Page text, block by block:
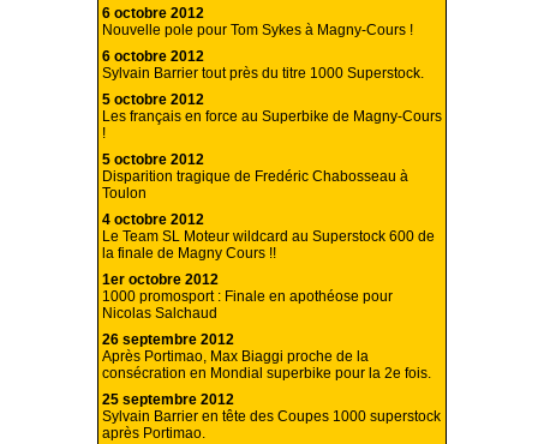
6 octobre 2012
Nouvelle pole pour Tom Sykes à Magny-Cours !
6 octobre 2012
Sylvain Barrier tout près du titre 1000 Superstock.
5 octobre 2012
Les français en force au Superbike de Magny-Cours
!
5 octobre 2012
Disparition tragique de Fredéric Chabosseau à
Toulon
4 octobre 2012
Le Team SL Moteur wildcard au Superstock 600 de
la finale de Magny Cours !!
1er octobre 2012
1000 promosport : Finale en apothéose pour
Nicolas Salchaud
26 septembre 2012
Après Portimao, Max Biaggi proche de la
consécration en Mondial superbike pour la 2e fois.
25 septembre 2012
Sylvain Barrier en tête des Coupes 1000 superstock
après Portimao.